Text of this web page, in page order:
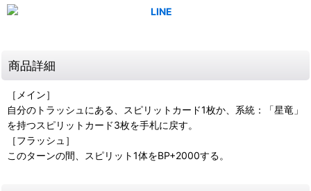
商品詳細
［メイン］
自分のトラッシュにある、スピリットカード1枚か、系統：「星竜」
を持つスピリットカード3枚を手札に戻す。
［フラッシュ］
このターンの間、スピリット1体をBP+2000する。